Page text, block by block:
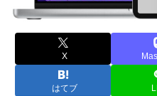
X
はてブ